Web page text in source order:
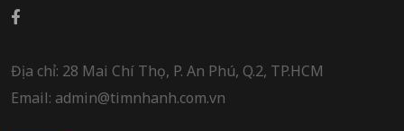
Địa chỉ: 28 Mai Chí Thọ, P. An Phú, Q.2, TP.HCM
Email: admin@timnhanh.com.vn